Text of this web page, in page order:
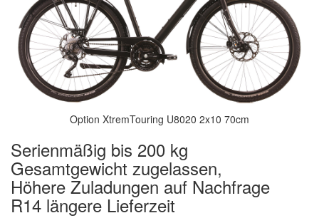
Option XtremTouring U8020 2x10 70cm
Serienmäßig bis 200 kg
Gesamtgewicht zugelassen,
Höhere Zuladungen auf Nachfrage
R14 längere Lieferzeit